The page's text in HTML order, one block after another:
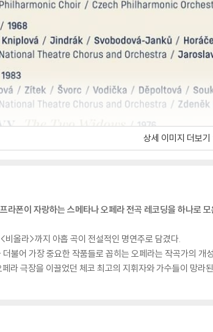
상세 이미지 더보기
라폰이 자랑하는 스메타나 오페라 전곡 레코딩을 하나로
비올라>까지 아홉 곡이 전설적인 명연주로 담겼다.
불어 가장 중요한 작품들로 꼽히는 오페라는 작곡가의
라 극장을 이끌었던 체코 최고의 지휘자와 가수들이 망